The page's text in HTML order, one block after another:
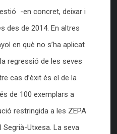
-en concret, deixar i
des de 2014. En altres
en què no s’ha aplicat
regressió de les seves
cas d’èxit és el de la
de 100 exemplars a
restringida a les ZEPA
Segrià-Utxesa. La seva